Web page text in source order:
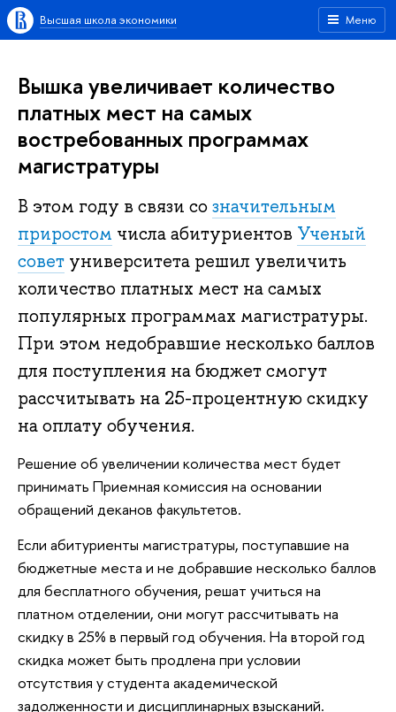
Меню
Высшая школа экономики
Вышка увеличивает количество
платных мест на самых
востребованных программах
магистратуры
В этом году в связи созначительным
приростом числа абитуриентов Ученый
совет университета решил увеличить
количество платных мест на самых
популярных программах магистратуры.
При этом недобравшие несколько баллов
для поступления на бюджет смогут
рассчитывать на 25-процентную скидку
на оплату обучения.
Решение об увеличении количества мест будет
принимать Приемная комиссия на основании
обращений деканов факультетов.
Если абитуриенты магистратуры, поступавшие на
бюджетные места и не добравшие несколько баллов
для бесплатного обучения, решат учиться на
платном отделении, они могут рассчитывать на
скидку в 25% в первый год обучения. На второй год
скидка может быть продлена при условии
отсутствия у студента академической
задолженности и дисциплинарных взысканий.